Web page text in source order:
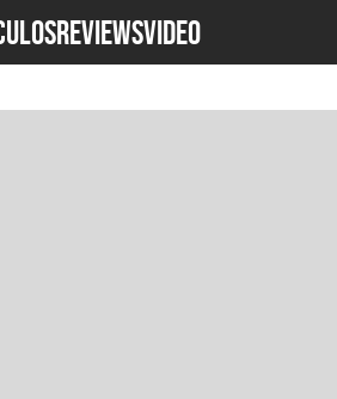
REVIEWSVideo